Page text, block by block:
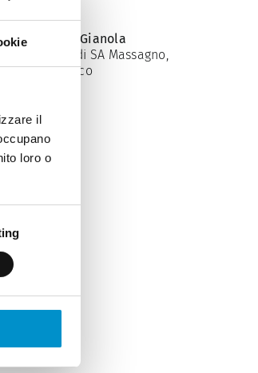
il
loro o
Brugnoli
Passardi Gianola
e Gottardi SA Massagno,
del traffico